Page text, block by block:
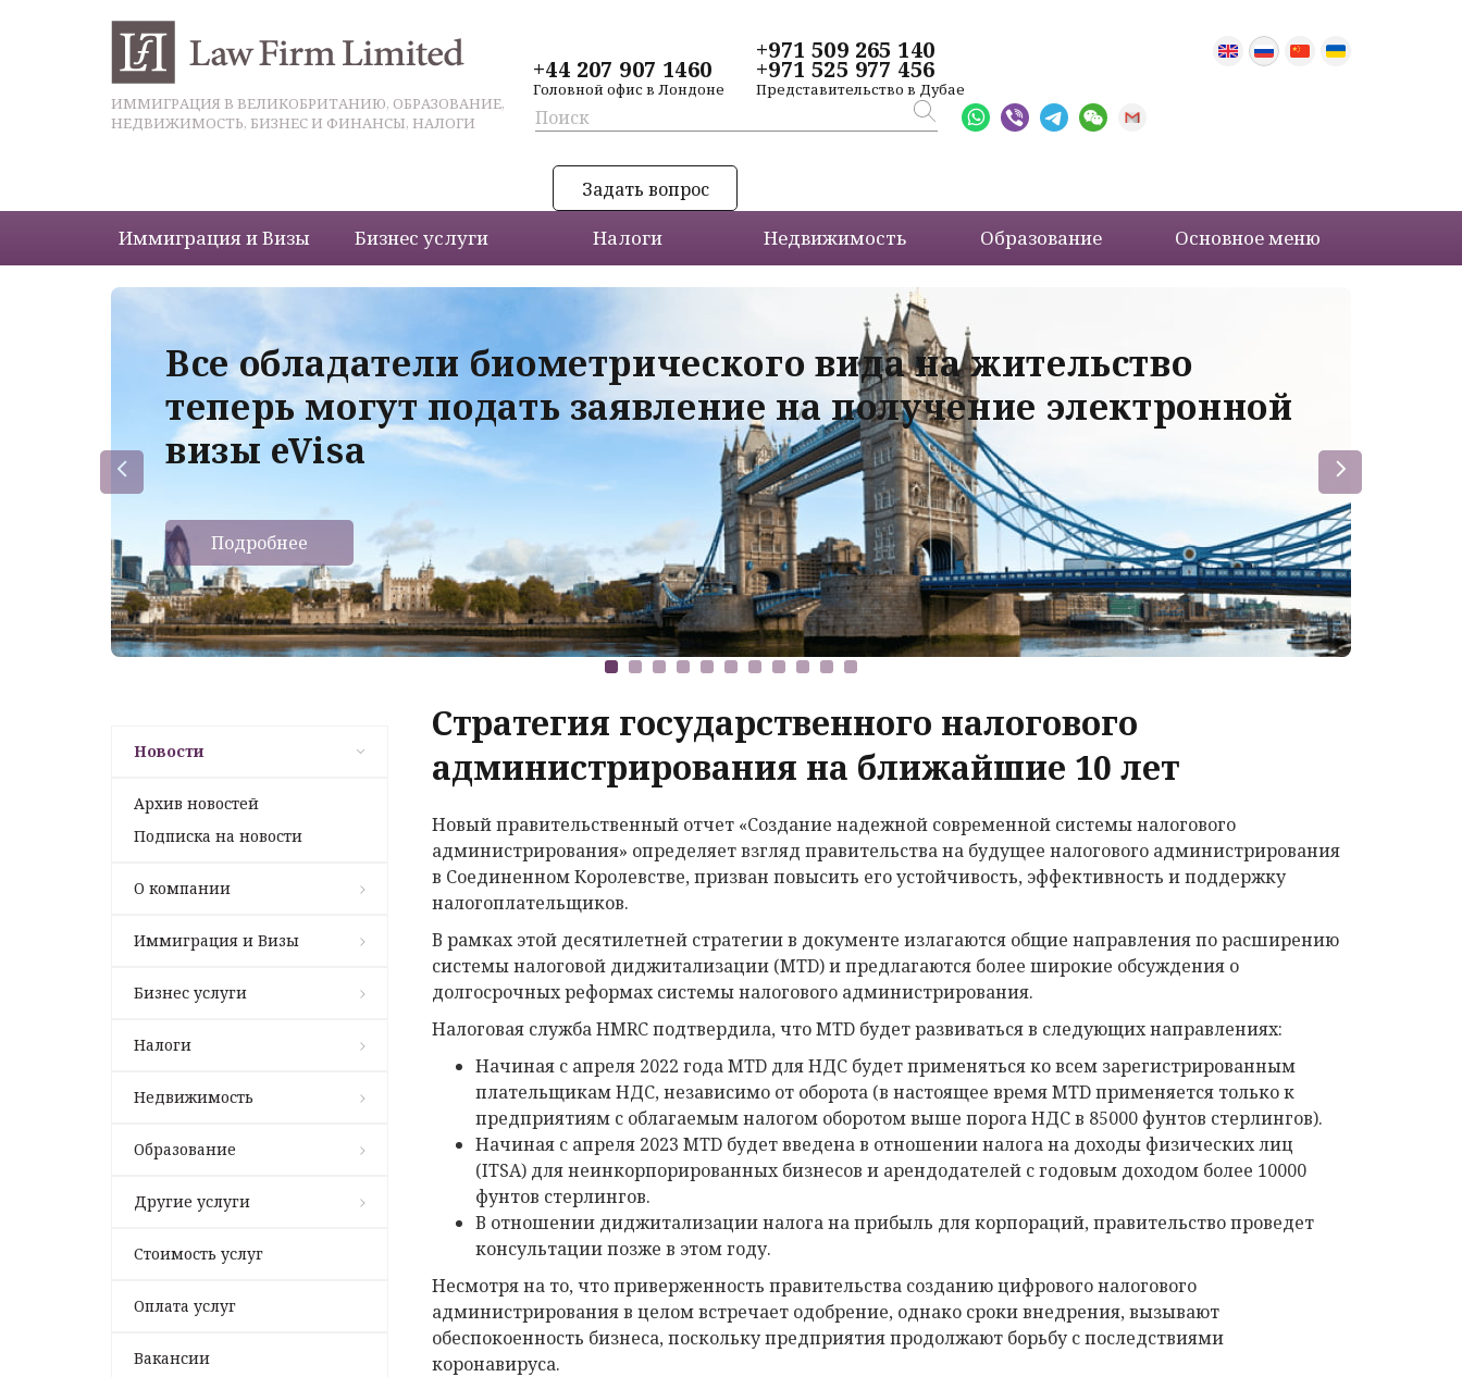
ИММИГРАЦИЯ В ВЕЛИКОБРИТАНИЮ, ОБРАЗОВАНИЕ,
НЕДВИЖИМОСТЬ, БИЗНЕС И ФИНАНСЫ, НАЛОГИ
+44 207 907 1460
Головной офис в Лондоне
+971 509 265 140
+971 525 977 456
Представительство в Дубае
Задать вопрос
Иммиграция и Визы Бизнес услуги Налоги Недвижимость Образование Основное меню
Все обладатели биометрического вида на жительство
теперь могут подать заявление на получение электронной
визы eVisa
Подробнее
Новости
Архив новостей
Подписка на новости
О компании
Иммиграция и Визы
Бизнес услуги
Налоги
Недвижимость
Образование
Другие услуги
Стоимость услуг
Оплата услуг
Вакансии
Стратегия государственного налогового
администрирования на ближайшие 10 лет
Новый правительственный отчет «Создание надежной современной системы налогового
администрирования» определяет взгляд правительства на будущее налогового администрирования
в Соединенном Королевстве, призван повысить его устойчивость, эффективность и поддержку
налогоплательщиков.
В рамках этой десятилетней стратегии в документе излагаются общие направления по расширению
системы налоговой диджитализации (MTD) и предлагаются более широкие обсуждения о
долгосрочных реформах системы налогового администрирования.
Налоговая служба HMRC подтвердила, что MTD будет развиваться в следующих направлениях:
Начиная с апреля 2022 года MTD для НДС будет применяться ко всем зарегистрированным
плательщикам НДС, независимо от оборота (в настоящее время MTD применяется только к
предприятиям с облагаемым налогом оборотом выше порога НДС в 85000 фунтов стерлингов).
Начиная с апреля 2023 MTD будет введена в отношении налога на доходы физических лиц
(ITSA) для неинкорпорированных бизнесов и арендодателей с годовым доходом более 10000
фунтов стерлингов.
В отношении диджитализации налога на прибыль для корпораций, правительство проведет
консультации позже в этом году.
Несмотря на то, что приверженность правительства созданию цифрового налогового
администрирования в целом встречает одобрение, однако сроки внедрения, вызывают
обеспокоенность бизнеса, поскольку предприятия продолжают борьбу с последствиями
коронавируса.